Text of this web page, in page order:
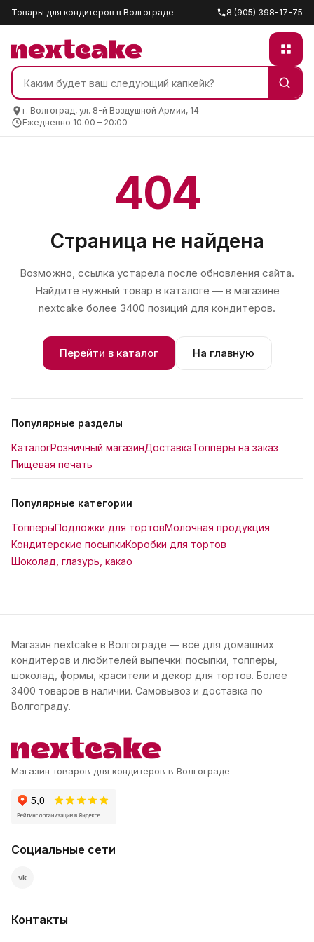
Товары для кондитеров в Волгограде 8 (905) 398-17-75
г. Волгоград, ул. 8-й Воздушной Армии, 14
Ежедневно 10:00 – 20:00
404
Страница не найдена
Возможно, ссылка устарела после обновления сайта.
Найдите нужный товар в каталоге — в магазине
nextcake более 3400 позиций для кондитеров.
Перейти в каталог На главную
Популярные разделы
КаталогРозничный магазинДоставкаТопперы на заказ
Пищевая печать
Популярные категории
ТопперыПодложки для тортовМолочная продукция
Кондитерские посыпкиКоробки для тортов
Шоколад, глазурь, какао
Магазин nextcake в Волгограде — всё для домашних
кондитеров и любителей выпечки: посыпки, топперы,
шоколад, формы, красители и декор для тортов. Более
3400 товаров в наличии. Самовывоз и доставка по
Волгограду.
Магазин товаров для кондитеров в Волгограде
Социальные сети
vk
Контакты